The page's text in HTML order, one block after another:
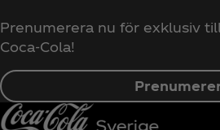
Prenumerera nu för exklusiv
Coca‑Cola!